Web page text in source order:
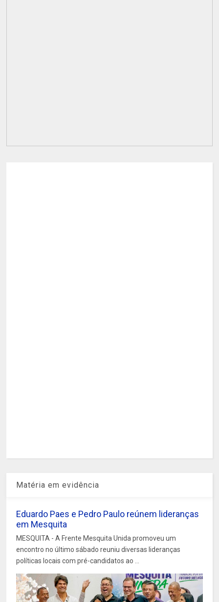
Matéria em evidência
Eduardo Paes e Pedro Paulo reúnem lideranças
em Mesquita
MESQUITA - A Frente Mesquita Unida promoveu um
encontro no último sábado reuniu diversas lideranças
políticas locais com pré-candidatos ao ...